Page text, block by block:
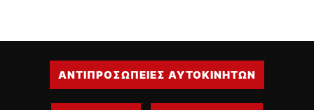
ΑΝΤΙΠΡΟΣΩΠΕΙΕΣ ΑΥΤΟΚΙΝΗΤΩΝ